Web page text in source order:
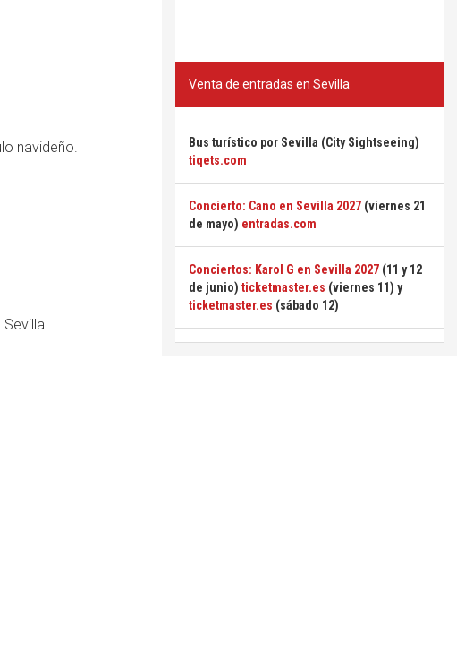
navideño.
Venta de entradas en Sevilla
Bus turístico por Sevilla (City Sightseeing)
tiqets.com
Concierto: Cano en Sevilla 2027 (viernes 21
de mayo) entradas.com
Conciertos: Karol G en Sevilla 2027 (11 y 12
de junio) ticketmaster.es (viernes 11) y
ticketmaster.es (sábado 12)